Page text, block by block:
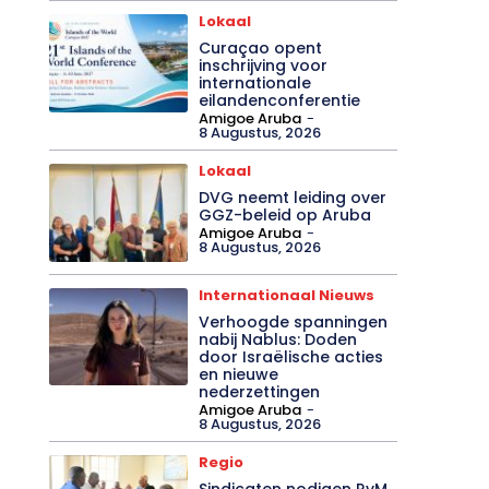
Lokaal
Curaçao opent
inschrijving voor
internationale
eilandenconferentie
Amigoe Aruba -
8 Augustus, 2026
Lokaal
DVG neemt leiding over
GGZ-beleid op Aruba
Amigoe Aruba -
8 Augustus, 2026
Internationaal Nieuws
Verhoogde spanningen
nabij Nablus: Doden
door Israëlische acties
en nieuwe
nederzettingen
Amigoe Aruba -
8 Augustus, 2026
Regio